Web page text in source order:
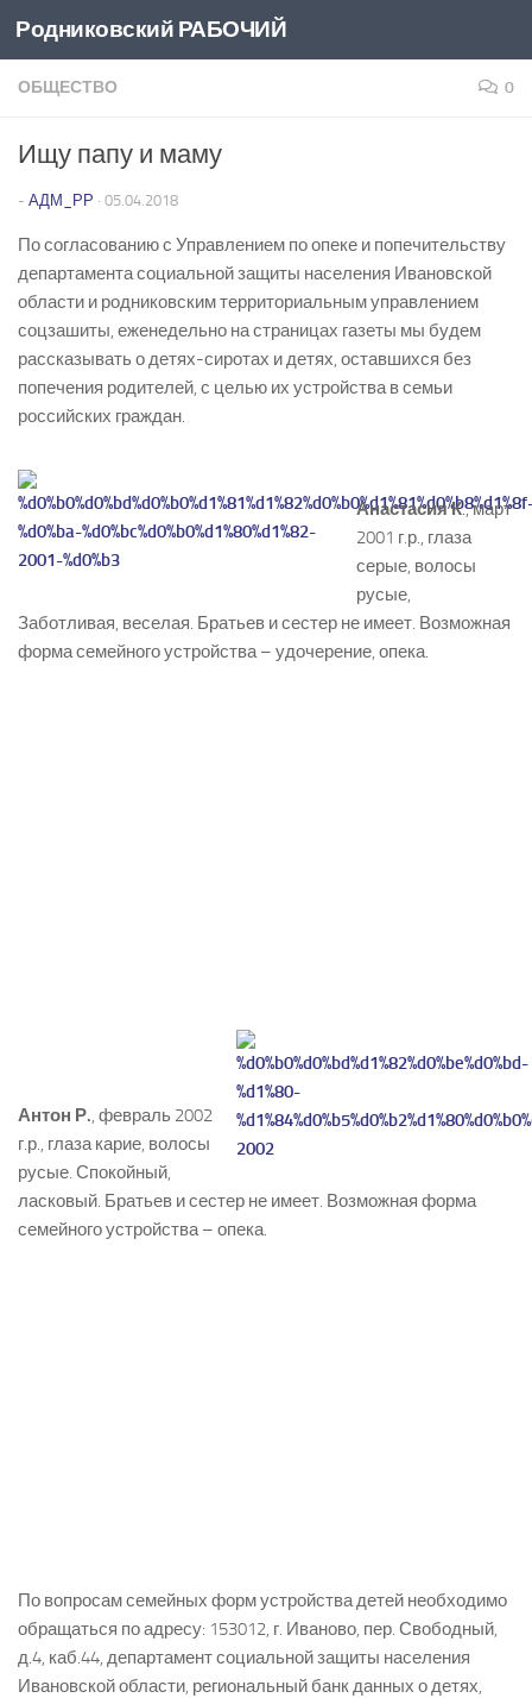
Перейти к содержимому
Родниковский РАБОЧИЙ
ОБЩЕСТВО 0
Ищу папу и маму
- АДМ_РР · 05.04.2018
По согласованию с Управлением по опеке и попечительству
департамента социальной защиты населения Ивановской
области и родниковским территориальным управлением
соцзашиты, еженедельно на страницах газеты мы будем
рассказывать о детях-­сиротах и детях, оставшихся без
попечения родителей, с целью их устройства в семьи
российских граждан.
Анастасия К., март
2001 г.р., глаза
серые, волосы
русые,
Заботливая, веселая. Братьев и сестер не имеет. Возможная
форма семейного устройства – удочерение, опека.
Антон Р., февраль 2002
г.р., глаза карие, волосы
русые. Спокойный,
ласковый. Братьев и сестер не имеет. Возможная форма
семейного устройства – опека.
По вопросам семейных форм устройства детей необходимо
обращаться по адресу: 153012, г. Иваново, пер. Свободный,
д.4, каб.44, департамент социальной защиты населения
Ивановской области, региональный банк данных о детях,